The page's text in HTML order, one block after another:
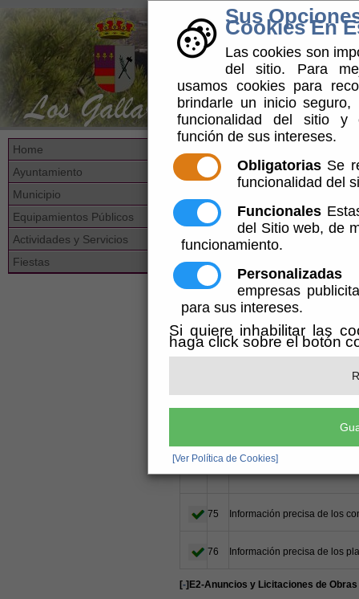
Sus
Cookies En
Las cookies son
del sitio. Para
usamos cookies para
brindarle un inicio
funcionalidad del sitio y
función de sus intereses.
Obligatorias Se
funcionalidad del
Funcionales
del Sitio web, de
funcionamiento.
Personalizadas
empresas
para sus intereses.
Si quiere inhabilitar las
haga click sobre el botón
[Ver Política de Cookies]
Home
Ayuntamiento
Municipio
Equipamientos Públicos
Actividades y Servicios
Fiestas
TRANSPARENCIA
MUNICIPAL
(36 de 36)
B-COMUNICACIÓN
PÚBLICA
(13 de 13)
E-URBANISMO Y OBRAS PÚBLICAS
]E1-Planes de Ordenación Urbana y
Planes de Ordenación
75 Información precisa de los
76 Información precisa de los
[-]E2-Anuncios y Licitaciones de